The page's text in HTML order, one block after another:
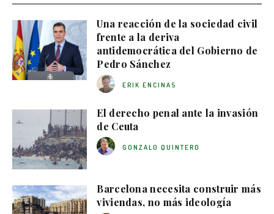
Una reacción de la sociedad civil
frente a la deriva
antidemocrática del Gobierno de
Pedro Sánchez
ERIK ENCINAS
El derecho penal ante la invasión
de Ceuta
GONZALO QUINTERO
Barcelona necesita construir más
viviendas, no más ideología